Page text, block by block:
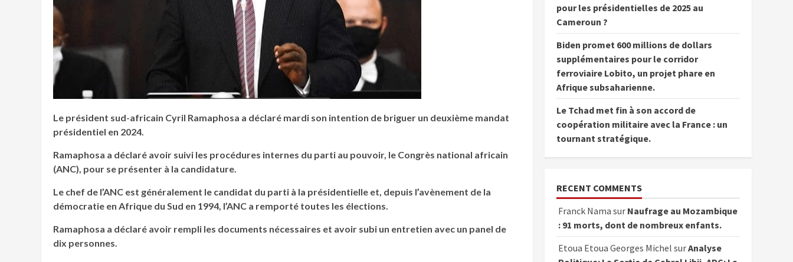
Le président sud-africain Cyril Ramaphosa a déclaré mardi son intention de briguer un deuxième mandat
présidentiel en 2024.
Ramaphosa a déclaré avoir suivi les procédures internes du parti au pouvoir, le Congrès national africain
(ANC), pour se présenter à la candidature.
Le chef de l’ANC est généralement le candidat du parti à la présidentielle et, depuis l’avènement de la
démocratie en Afrique du Sud en 1994, l’ANC a remporté toutes les élections.
Ramaphosa a déclaré avoir rempli les documents nécessaires et avoir subi un entretien avec un panel de
dix personnes.
pour les présidentielles de 2025 au
Cameroun ?
Biden promet 600 millions de dollars
supplémentaires pour le corridor
ferroviaire Lobito, un projet phare en
Afrique subsaharienne.
Le Tchad met fin à son accord de
coopération militaire avec la France : un
tournant stratégique.
RECENT COMMENTS
Franck Nama sur Naufrage au Mozambique
: 91 morts, dont de nombreux enfants.
Etoua Etoua Georges Michel surAnalyse